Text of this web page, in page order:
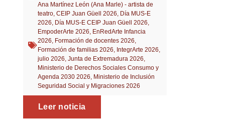
Ana Martínez León (Ana Marle) - artista de
teatro, CEIP Juan Güell 2026, Día MUS-E
2026, Día MUS-E CEIP Juan Güell 2026,
EmpoderArte 2026, EnRedArte Infancia
2026, Formación de docentes 2026,
Formación de familias 2026, IntegrArte 2026,
julio 2026, Junta de Extremadura 2026,
Ministerio de Derechos Sociales Consumo y
Agenda 2030 2026, Ministerio de Inclusión
Seguridad Social y Migraciones 2026
Leer noticia